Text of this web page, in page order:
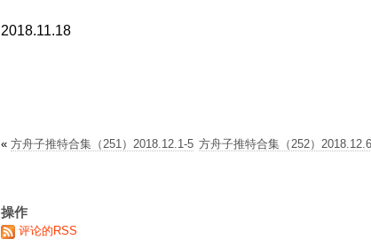
2018.11.18
« 方舟子推特合集（251）2018.12.1-5 方舟子推特合集（252）
操作
评论的RSS